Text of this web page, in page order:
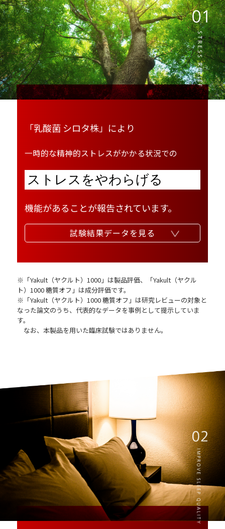
「乳酸菌 シロタ株」により
一時的な精神的ストレスがかかる状況での
ストレスをやわらげる
機能があることが報告されています。
試験結果データを見る
※「Yakult（ヤクルト）1000」は製品評価、「Yakult（ヤクル
ト）1000 糖質オフ」は成分評価です。
※「Yakult（ヤクルト）1000 糖質オフ」は研究レビューの対象と
なった論文のうち、代表的なデータを事例として提示していま
す。
なお、本製品を用いた臨床試験ではありません。